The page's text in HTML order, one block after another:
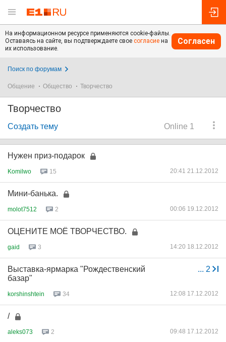
На информационном ресурсе применяются cookie-файлы.
Оставаясь на сайте, вы подтверждаете свое согласие на
их использование.
Согласен
Поиск по форумам
Общение Общество Творчество
Творчество
Online 1
Создать тему
Нужен приз-подарок
Komilwo 15 20:41 21.12.2012
Мини-банька.
molot7512 2 00:06 19.12.2012
ОЦЕНИТЕ МОЁ ТВОРЧЕСТВО.
gaid 3 14:20 18.12.2012
... 2
Выставка-ярмарка "Рождественский
базар"
korshinshtein 34 12:08 17.12.2012
/
aleks073 2 09:48 17.12.2012